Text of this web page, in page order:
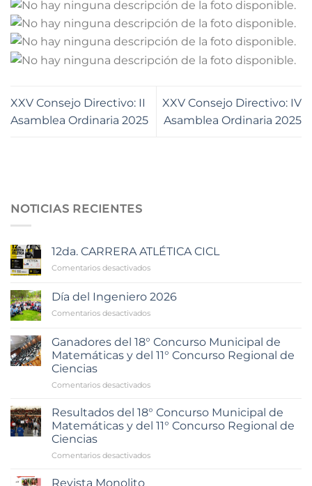
NOTICIAS RECIENTES
12da. CARRERA ATLÉTICA CICL
Comentarios desactivadosen
CARRERA
ATLÉTICA
CICL
Día del Ingeniero 2026
Comentarios desactivadosen
del
Ingeniero
2026
Ganadores del 18° Concurso Municipal de
Matemáticas y del 11° Concurso Regional de
Ciencias
Comentarios desactivadosen
del
18°
Concurso
de
Resultados del 18° Concurso Municipal de
Matemáticas y del 11° Concurso Regional de
Ciencias
Comentarios desactivadosen
Revista Monolito
XXV Consejo Directivo: II
Asamblea Ordinaria 2025
XXV Consejo Directivo: IV
Asamblea Ordinaria 2025